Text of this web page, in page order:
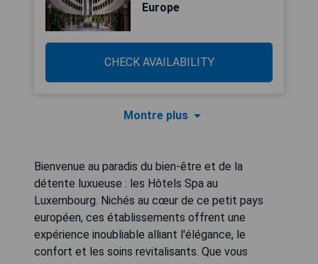
Europe
CHECK AVAILABILITY
Montre plus
Bienvenue au paradis du bien-être et de la
détente luxueuse : les Hôtels Spa au
Luxembourg. Nichés au cœur de ce petit pays
européen, ces établissements offrent une
expérience inoubliable alliant l'élégance, le
confort et les soins revitalisants. Que vous